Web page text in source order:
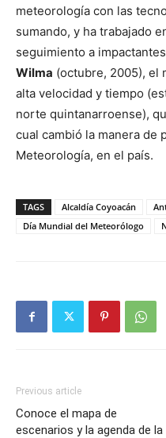
meteorología con las
sumando, y ha trabajado
seguimiento a
Wilma (octubre, 2005), el
alta velocidad y tiempo
norte quintanarroense),
cual cambió la manera de
Meteorología, en el país.
TAGS Alcaldía Coyoacán
Día Mundial del Meteorólogo
Previous article
Conoce el mapa de
escenarios y la agenda de la